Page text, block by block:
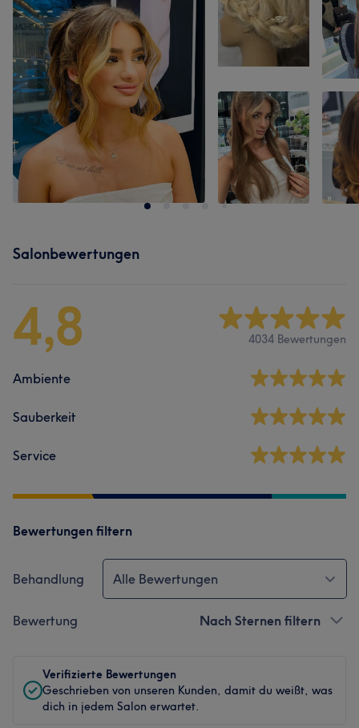
Salonbewertungen
4,8 4034 Bewertungen
Ambiente
Sauberkeit
Service
Bewertungen filtern
Behandlung Alle Bewertungen
Bewertung Nach Sternen filtern
Verifizierte Bewertungen
Geschrieben von unseren Kunden, damit du weißt, was
dich in jedem Salon erwartet.